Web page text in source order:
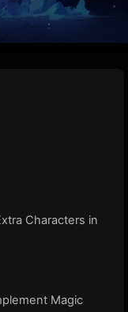
Characters in
Magic